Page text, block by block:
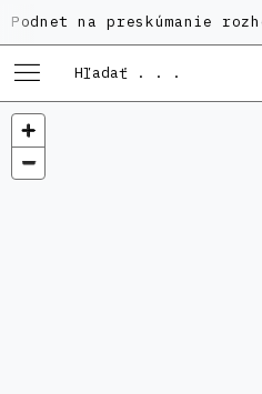
na preskúmanie